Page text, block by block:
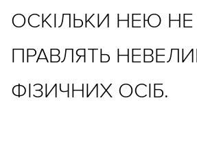
ОСКІЛЬКИ НЕЮ НЕ
ПРАВЛЯТЬ
ФІЗИЧНИХ ОСІБ.